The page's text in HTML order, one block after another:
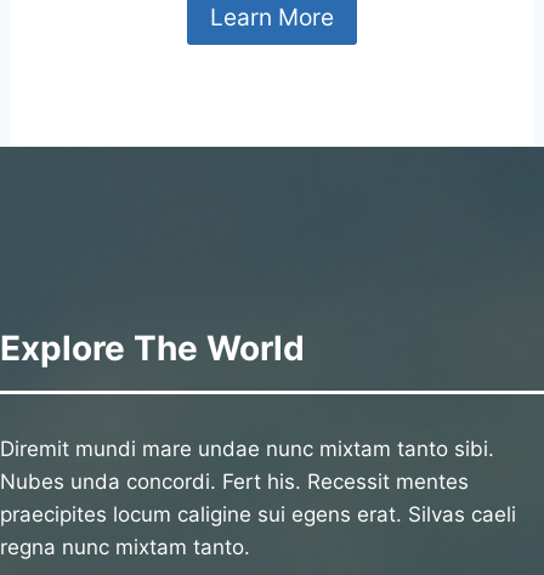
Learn More
Explore The World
Diremit mundi mare undae nunc mixtam tanto sibi.
Nubes unda concordi. Fert his. Recessit mentes
praecipites locum caligine sui egens erat. Silvas caeli
regna nunc mixtam tanto.